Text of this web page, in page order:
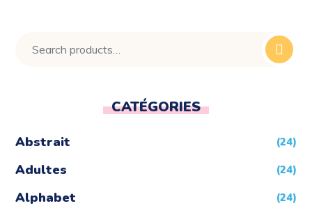
CATÉGORIES
Abstrait (24)
Adultes (24)
Alphabet (24)